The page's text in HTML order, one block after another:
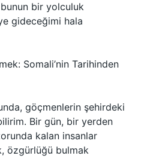
bunun bir yolculuk
gideceğimi hala
Somali’nin Tarihinden
göçmenlerin şehirdeki
Bir gün, bir yerden
kalan insanlar
özgürlüğü bulmak